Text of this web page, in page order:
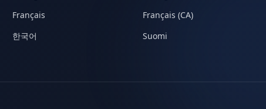
Français Français (CA)
한국어 Suomi